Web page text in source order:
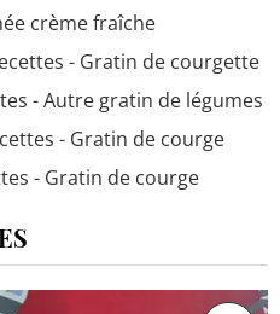
crème fraîche
- Gratin de courgette
- Autre gratin de légumes
- Gratin de courge
- Gratin de courge